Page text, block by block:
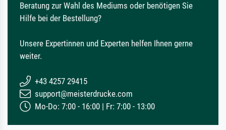
Beratung zur Wahl des Mediums oder benötigen Sie
Hilfe bei der Bestellung?
Unsere Expertinnen und Experten helfen Ihnen gerne
weiter.
+43 4257 29415
support@meisterdrucke.com
Mo-Do: 7:00 - 16:00 | Fr: 7:00 - 13:00